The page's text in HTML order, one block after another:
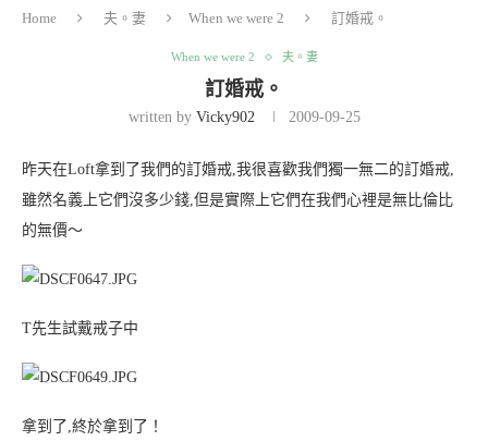
Home 夫。妻 When we were 2 訂婚戒。
When we were 2 夫。妻
訂婚戒。
written by Vicky902 2009-09-25
昨天在Loft拿到了我們的訂婚戒,我很喜歡我們獨一無二的訂婚戒,
雖然名義上它們沒多少錢,但是實際上它們在我們心裡是無比倫比
的無價～
T先生試戴戒子中
拿到了,終於拿到了！